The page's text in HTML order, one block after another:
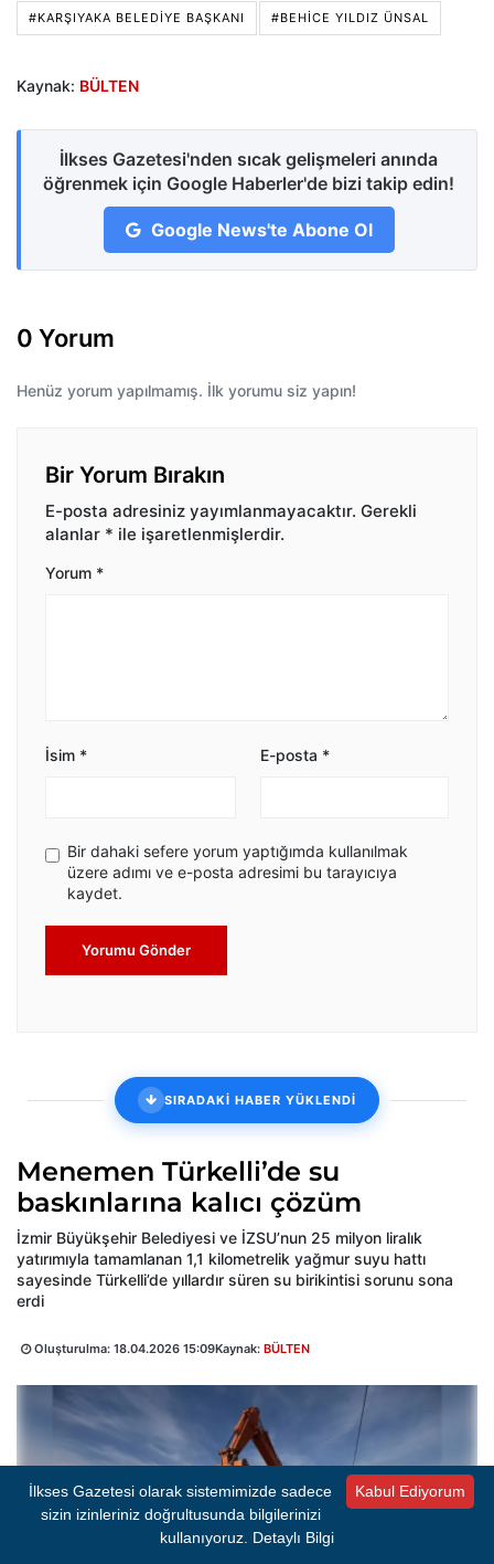
#KARŞIYAKA BELEDIYE BAŞKANI #BEHICE YILDIZ ÜNSAL
Kaynak: BÜLTEN
İlkses Gazetesi'nden sıcak gelişmeleri anında
öğrenmek için Google Haberler'de bizi takip edin!
Google News'te Abone Ol
0 Yorum
Henüz yorum yapılmamış. İlk yorumu siz yapın!
Bir Yorum Bırakın
E-posta adresiniz yayımlanmayacaktır. Gerekli
alanlar * ile işaretlenmişlerdir.
Yorum *
İsim * E-posta *
Bir dahaki sefere yorum yaptığımda kullanılmak
üzere adımı ve e-posta adresimi bu tarayıcıya
kaydet.
Yorumu Gönder
SIRADAKİ HABER YÜKLENDİ
Menemen Türkelli’de su
baskınlarına kalıcı çözüm
İzmir Büyükşehir Belediyesi ve İZSU’nun 25 milyon liralık
yatırımıyla tamamlanan 1,1 kilometrelik yağmur suyu hattı
sayesinde Türkelli’de yıllardır süren su birikintisi sorunu sona
erdi
Oluşturulma: 18.04.2026 15:09Kaynak: BÜLTEN
Kabul Ediyorum
İlkses Gazetesi olarak sistemimizde sadece
sizin izinleriniz doğrultusunda bilgilerinizi
kullanıyoruz. Detaylı Bilgi